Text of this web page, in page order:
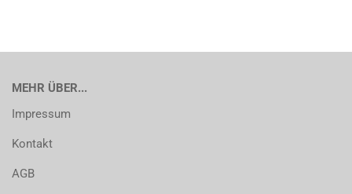
MEHR ÜBER...
Impressum
Kontakt
AGB